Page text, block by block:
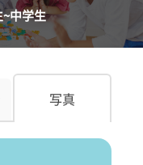
中学生
写真